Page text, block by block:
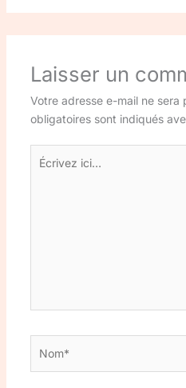
Laisser un
Votre adresse e-mail ne sera
obligatoires sont indiqués
Écrivez
ici…